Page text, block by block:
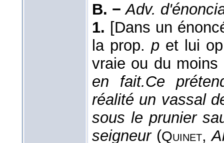
B. − Adv.
1. [Dans un
la prop. pet lui
vraie ou du
en fait.Ce
réalité un vassal
sous le prunier
seigneur(Quinet,